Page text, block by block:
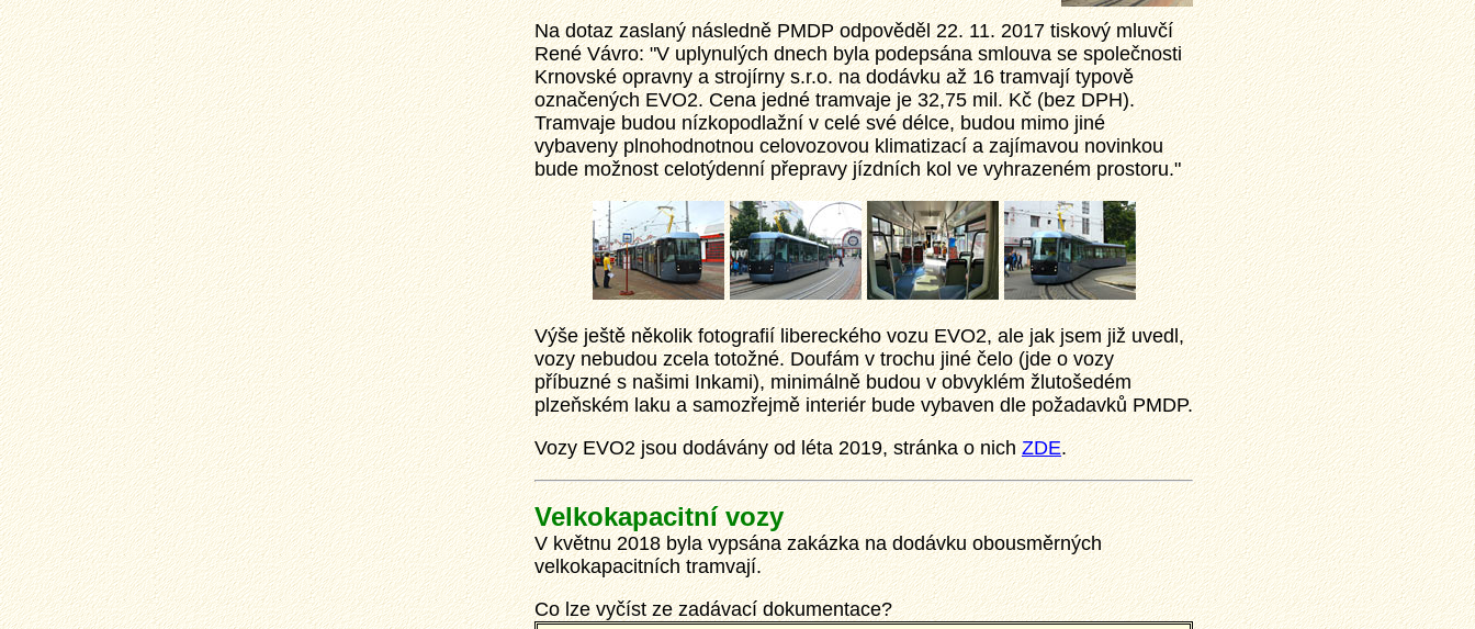
Na dotaz zaslaný následně PMDP odpověděl 22. 11. 2017 tiskový mluvčí
René Vávro: "V uplynulých dnech byla podepsána smlouva se společnosti
Krnovské opravny a strojírny s.r.o. na dodávku až 16 tramvají typově
označených EVO2. Cena jedné tramvaje je 32,75 mil. Kč (bez DPH).
Tramvaje budou nízkopodlažní v celé své délce, budou mimo jiné
vybaveny plnohodnotnou celovozovou klimatizací a zajímavou novinkou
bude možnost celotýdenní přepravy jízdních kol ve vyhrazeném prostoru."
Výše ještě několik fotografií libereckého vozu EVO2, ale jak jsem již uvedl,
vozy nebudou zcela totožné. Doufám v trochu jiné čelo (jde o vozy
příbuzné s našimi Inkami), minimálně budou v obvyklém žlutošedém
plzeňském laku a samozřejmě interiér bude vybaven dle požadavků PMDP.
Vozy EVO2 jsou dodávány od léta 2019, stránka o nichZDE.
Velkokapacitní vozy
V květnu 2018 byla vypsána zakázka na dodávku obousměrných
velkokapacitních tramvají.
Co lze vyčíst ze zadávací dokumentace?